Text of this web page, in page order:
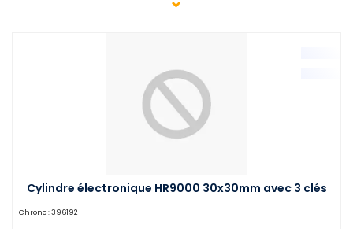
Cylindre électronique HR9000 30x30mm avec 3 clés
Chrono : 396192